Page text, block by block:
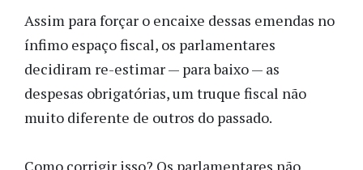
Assim para forçar o encaixe dessas emendas no
ínfimo espaço fiscal, os parlamentares
decidiram re-estimar — para baixo — as
despesas obrigatórias, um truque fiscal não
muito diferente de outros do passado.